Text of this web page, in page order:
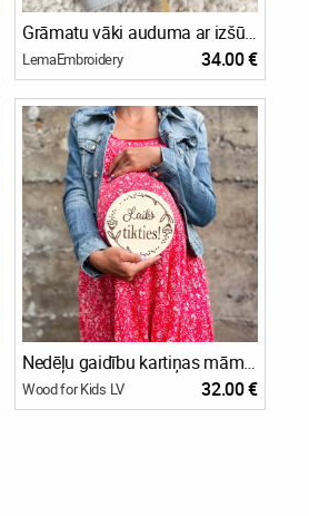
Grāmatu vāki auduma ar izšūtu monogrammu
LemaEmbroidery 34.00 €
Nedēļu gaidību kartiņas māmiņai
Wood for Kids LV 32.00 €